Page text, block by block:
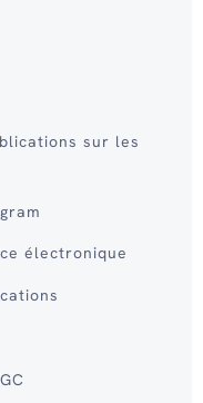
sur les
électronique